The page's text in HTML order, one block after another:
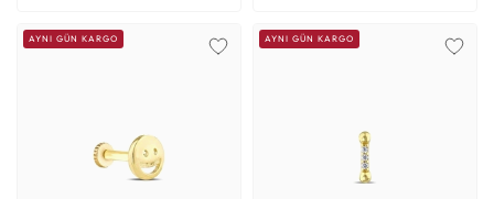
AYNI GÜN KARGO AYNI GÜN KARGO